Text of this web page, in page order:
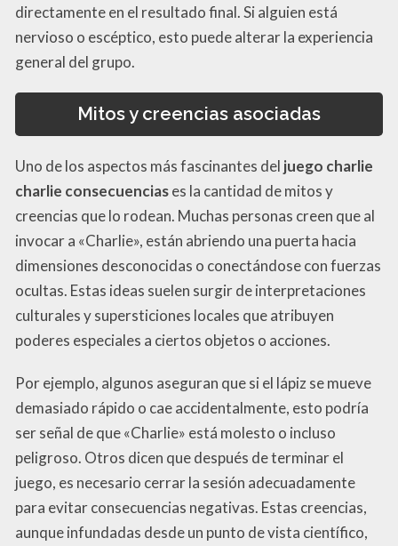
directamente en el resultado final. Si alguien está
nervioso o escéptico, esto puede alterar la experiencia
general del grupo.
Mitos y creencias asociadas
Uno de los aspectos más fascinantes del juego charlie
charlie consecuenciases la cantidad de mitos y
creencias que lo rodean. Muchas personas creen que al
invocar a «Charlie», están abriendo una puerta hacia
dimensiones desconocidas o conectándose con fuerzas
ocultas. Estas ideas suelen surgir de interpretaciones
culturales y supersticiones locales que atribuyen
poderes especiales a ciertos objetos o acciones.
Por ejemplo, algunos aseguran que si el lápiz se mueve
demasiado rápido o cae accidentalmente, esto podría
ser señal de que «Charlie» está molesto o incluso
peligroso. Otros dicen que después de terminar el
juego, es necesario cerrar la sesión adecuadamente
para evitar consecuencias negativas. Estas creencias,
aunque infundadas desde un punto de vista científico,